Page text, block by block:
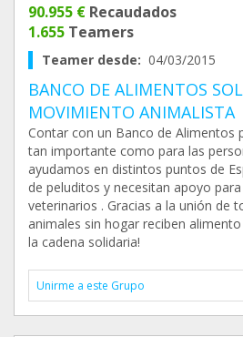
90.955 € Recaudados
1.655 Teamers
Teamer desde: 04/03/2015
BANCO DE ALIMENTOS
MOVIMIENTO ANIMALISTA
Contar con un Banco de Alimentos
tan importante como para las
ayudamos en distintos puntos de
de peluditos y necesitan apoyo
veterinarios . Gracias a la unión de
animales sin hogar reciben alimento
la cadena solidaria!
Unirme a este Grupo